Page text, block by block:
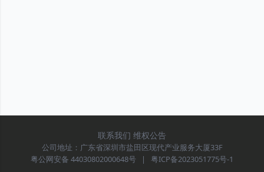
联系我们 维权公告
公司地址：广东省深圳市盐田区现代产业服务大厦33F
粤公网安备 44030802000648号
| 粤ICP备2023051775号-1